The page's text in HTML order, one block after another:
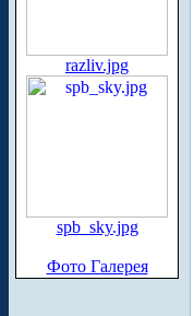
razliv.jpg
spb_sky.jpg
Фото Галерея